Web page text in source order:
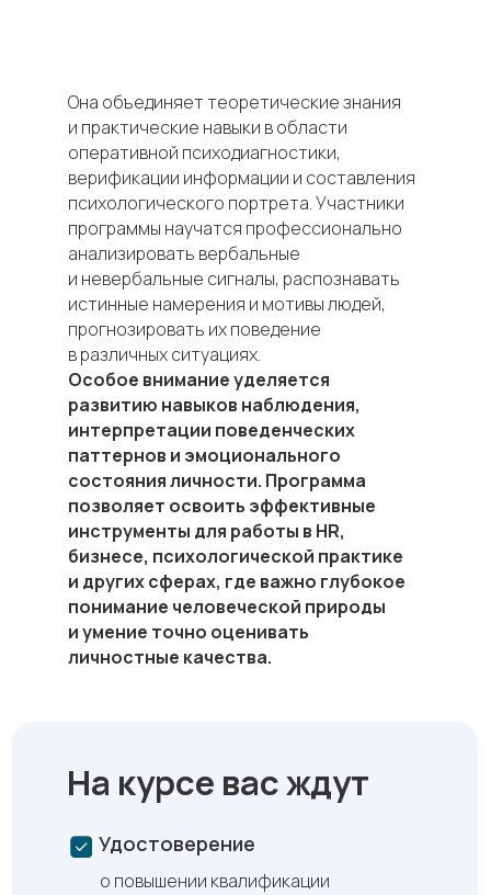
Она объединяет теоретические знания
и практические навыки в области
оперативной психодиагностики,
верификации информации и составления
психологического портрета. Участники
программы научатся профессионально
анализировать вербальные
и невербальные сигналы, распознавать
истинные намерения и мотивы людей,
прогнозировать их поведение
в различных ситуациях.
Особое внимание уделяется
развитию навыков наблюдения,
интерпретации поведенческих
паттернов и эмоционального
состояния личности. Программа
позволяет освоить эффективные
инструменты для работы в HR,
бизнесе, психологической практике
и других сферах, где важно глубокое
понимание человеческой природы
и умение точно оценивать
личностные качества.
На курсе вас ждут
Удостоверение
о повышении квалификации